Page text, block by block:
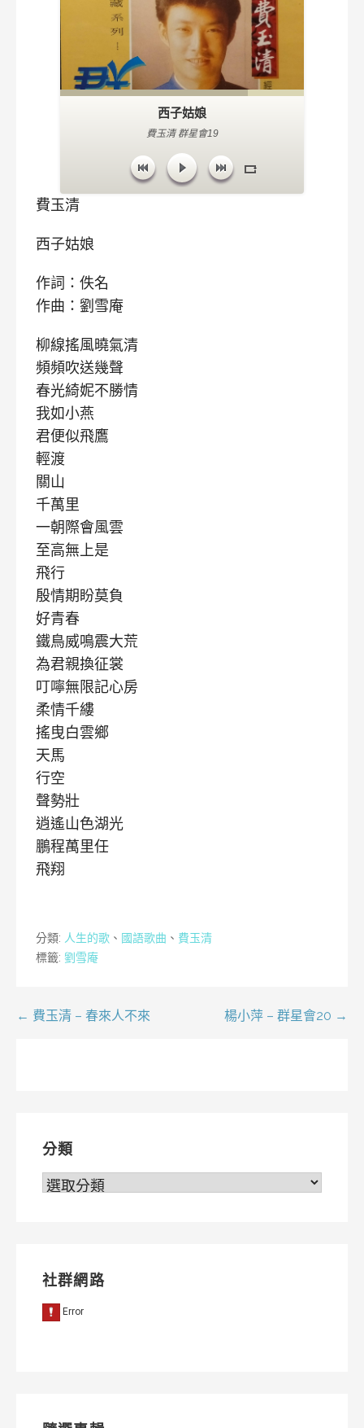
西子姑娘
費玉清 群星會19
費玉清
西子姑娘
作詞：佚名
作曲：劉雪庵
柳線搖風曉氣清
頻頻吹送幾聲
春光綺妮不勝情
我如小燕
君便似飛鷹
輕渡
關山
千萬里
一朝際會風雲
至高無上是
飛行
殷情期盼莫負
好青春
鐵鳥威鳴震大荒
為君親換征裳
叮嚀無限記心房
柔情千縷
搖曳白雲鄉
天馬
行空
聲勢壯
逍遙山色湖光
鵬程萬里任
飛翔
分類: 人生的歌 、 國語歌曲 、 費玉清
標籤: 劉雪庵
文← 費玉清 – 春來人不來 楊小萍 – 群星會20 →
分類
分
社群網路